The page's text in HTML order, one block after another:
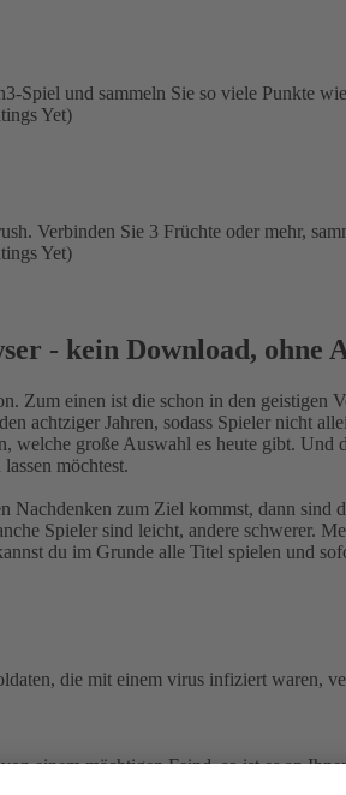
Spiel und sammeln Sie so viele Punkte
Yet)
Verbinden Sie 3 Früchte oder mehr,
Yet)
- kein Download, ohne
Zum einen ist die schon in den
achtziger Jahren, sodass Spieler nicht
große Auswahl es heute gibt.
möchtest.
Nachdenken zum Ziel kommst, dann
Spieler sind leicht, andere schwerer.
du im Grunde alle Titel spielen und
die mit einem virus infiziert waren,
einem mächtigen Feind, so ist es an